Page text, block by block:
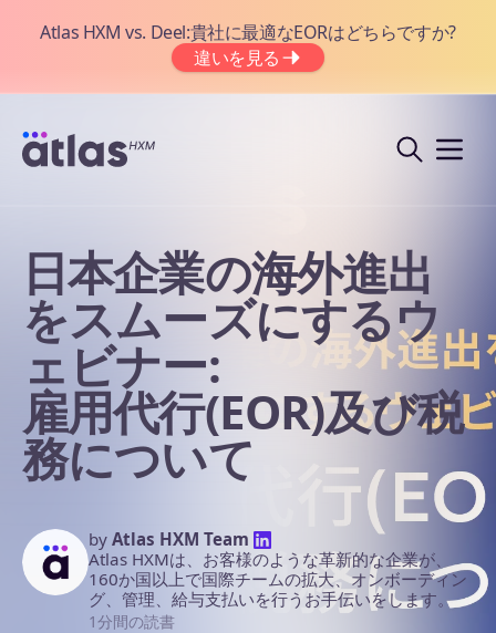
Atlas HXM vs. Deel:貴社に最適なEORはどちらですか?
違いを見る
日本企業の海外進出
をスムーズにするウ
ェビナー:
雇用代行(EOR)及び税
務について
by Atlas HXM Team
Atlas HXMは、お客様のような革新的な企業が、
160か国以上で国際チームの拡大、オンボーディン
グ、管理、給与支払いを行うお手伝いをします。
1分間の読書